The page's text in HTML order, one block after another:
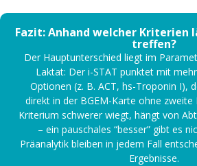
Fazit: Anhand welcher Kriterien
treffen?
Der Hauptunterschied liegt im
Laktat: Der i-STAT punktet mit
Optionen (z. B. ACT, hs-Troponin I),
direkt in der BGEM-Karte ohne zweite
Kriterium schwerer wiegt, hängt von
– ein pauschales “besser” gibt es
Präanalytik bleiben in jedem Fall
Ergebnisse.